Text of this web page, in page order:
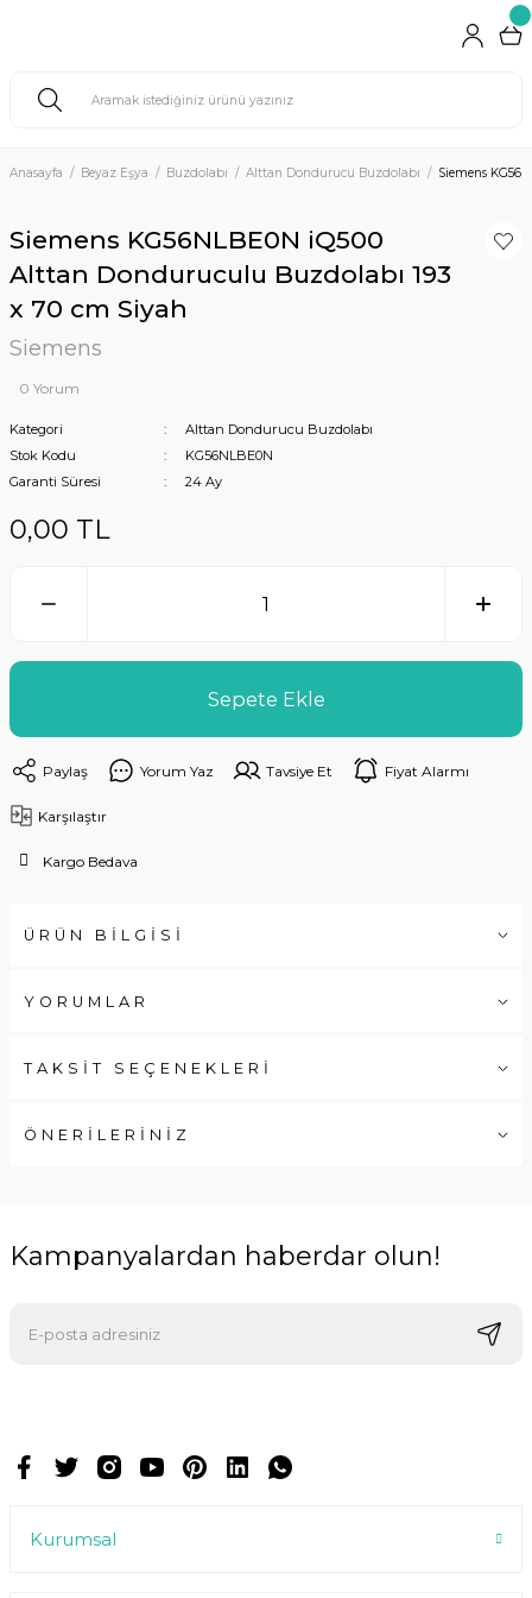
Anasayfa Beyaz Eşya Buzdolabı Alttan Dondurucu Buzdolabı Siemens
Siemens KG56NLBE0N iQ500
Alttan Donduruculu Buzdolabı 193
x 70 cm Siyah
Siemens
0 Yorum
Kategori
Alttan Dondurucu Buzdolabı
Stok Kodu
KG56NLBE0N
Garanti Süresi
24 Ay
0,00 TL
Sepete Ekle
Paylaş Yorum Yaz Tavsiye Et Fiyat Alarmı
Karşılaştır
Kargo Bedava
ÜRÜN BİLGİSİ
YORUMLAR
TAKSİT SEÇENEKLERİ
ÖNERİLERİNİZ
Kampanyalardan haberdar olun!
Kurumsal